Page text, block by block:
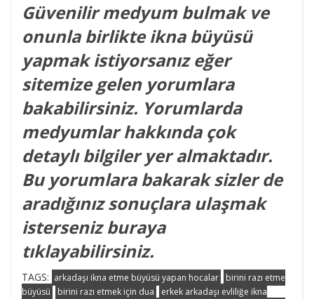
Güvenilir medyum bulmak ve
onunla birlikte ikna büyüsü
yapmak istiyorsanız eğer
sitemize gelen yorumlara
bakabilirsiniz. Yorumlarda
medyumlar hakkında çok
detaylı bilgiler yer almaktadır.
Bu yorumlara bakarak sizler de
aradığınız sonuçlara ulaşmak
isterseniz buraya
tıklayabilirsiniz.
TAGS: arkadaşı ikna etme büyüsü yapan hocalar
birini razı etme
büyüsü
birini razı etmek için dua
erkek arkadaşı evliliğe ikna